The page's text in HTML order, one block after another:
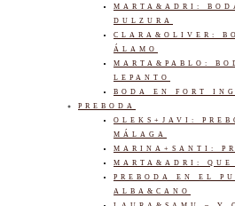
MARTA&ADRI:
DULZURA
CLARA&OLIVER:
ÁLAMO
MARTA&PABLO:
LEPANTO
BODA EN FORT
PREBODA
OLEKS+JAVI:
MÁLAGA
MARINA+SANTI:
MARTA&ADRI:
PREBODA EN EL
ALBA&CANO